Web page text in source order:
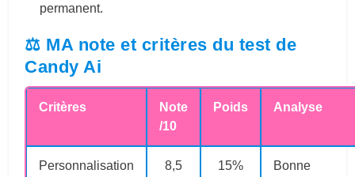
permanent.
⚖️ MA note et critères du test de
Candy Ai
Critères
Note
/10
Poids Analyse
Personnalisation
8,5 15%
Bonne